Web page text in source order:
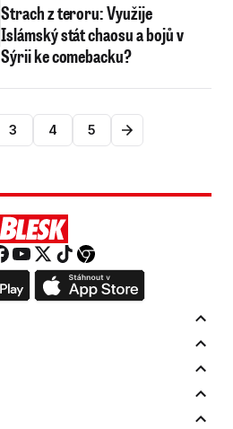
Strach z teroru: Využije
Islámský stát chaosu a bojů v
Sýrii ke comebacku?
3 4 5